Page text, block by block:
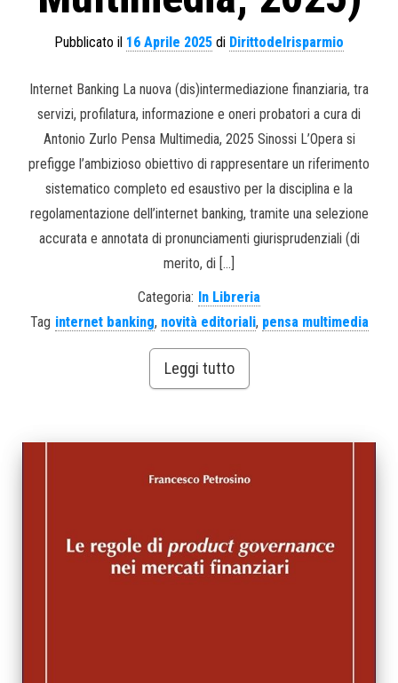
Pubblicato il 16 Aprile 2025 di Dirittodelrisparmio
Internet Banking La nuova (dis)intermediazione finanziaria, tra
servizi, profilatura, informazione e oneri probatori a cura di
Antonio Zurlo Pensa Multimedia, 2025 Sinossi L’Opera si
prefigge l’ambizioso obiettivo di rappresentare un riferimento
sistematico completo ed esaustivo per la disciplina e la
regolamentazione dell’internet banking, tramite una selezione
accurata e annotata di pronunciamenti giurisprudenziali (di
merito, di […]
Categoria: In Libreria
Tag internet banking, novità editoriali, pensa multimedia
Leggi tutto